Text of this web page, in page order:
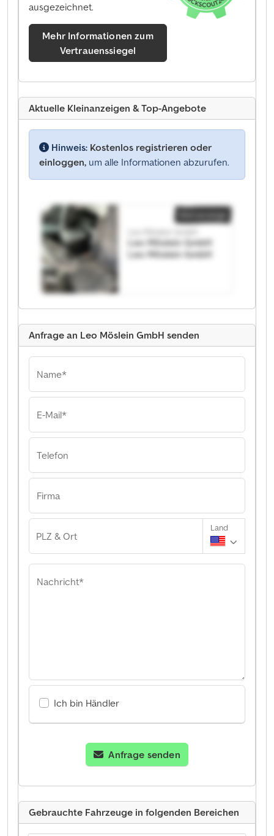
ausgezeichnet.
Mehr Informationen zum
Vertrauenssiegel
Aktuelle Kleinanzeigen & Top-Angebote
Hinweis: Kostenlos registrieren oder
einloggen, um alle Informationen abzurufen.
Leo Möslein GmbH
Leo Möslein GmbH
Anfrage an Leo Möslein GmbH senden
Name*
E-Mail*
Telefon
Firma
PLZ & Ort
Land
Nachricht*
Ich bin Händler
Anfrage senden
Gebrauchte Fahrzeuge in folgenden Bereichen